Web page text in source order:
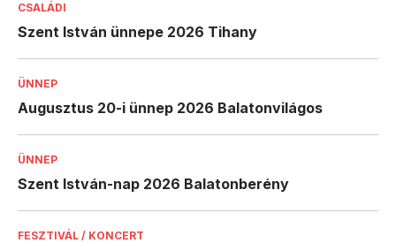
CSALÁDI
Szent István ünnepe 2026 Tihany
ÜNNEP
Augusztus 20-i ünnep 2026 Balatonvilágos
ÜNNEP
Szent István-nap 2026 Balatonberény
FESZTIVÁL / KONCERT